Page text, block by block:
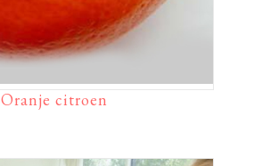
Oranje citroen